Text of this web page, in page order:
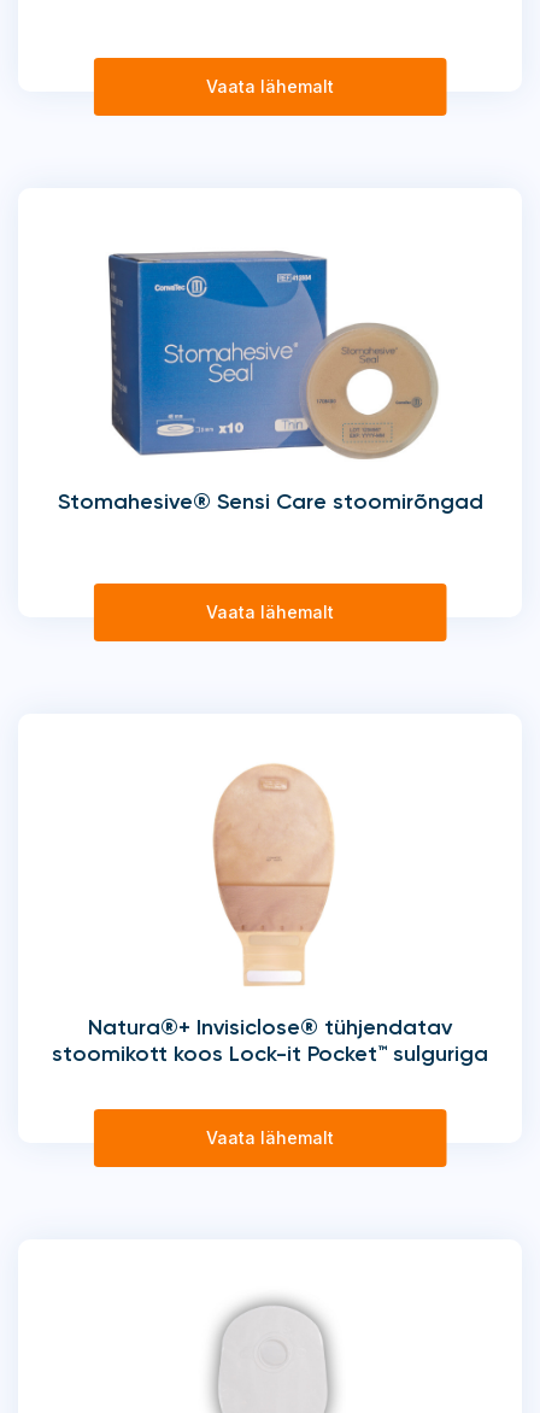
Vaata lähemalt
Stomahesive® Sensi Care stoomirõngad
Vaata lähemalt
Natura®+ Invisiclose® tühjendatav
stoomikott koos Lock-it Pocket™ sulguriga
Vaata lähemalt